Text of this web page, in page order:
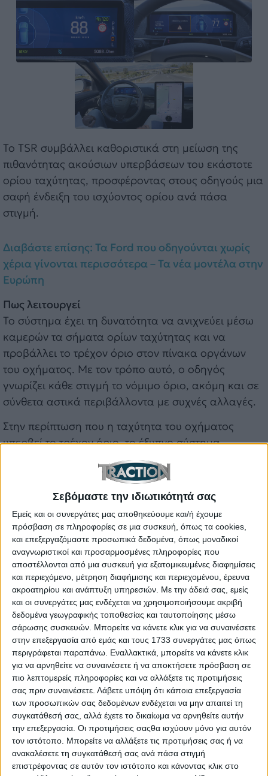
Σεβόμαστε την ιδιωτικότητά σας
Εμείς και οι συνεργάτες μας αποθηκεύουμε και/ή έχουμε
πρόσβαση σε πληροφορίες σε μια συσκευή, όπως τα cookies,
και επεξεργαζόμαστε προσωπικά δεδομένα, όπως μοναδικοί
αναγνωριστικοί και προσαρμοσμένες πληροφορίες που
αποστέλλονται από μια συσκευή για εξατομικευμένες διαφημίσεις
και περιεχόμενο, μέτρηση διαφήμισης και περιεχομένου, έρευνα
ακροατηρίου και ανάπτυξη υπηρεσιών. Με την άδειά σας, εμείς
και οι συνεργάτες μας ενδέχεται να χρησιμοποιήσουμε ακριβή
δεδομένα γεωγραφικής τοποθεσίας και ταυτοποίησης μέσω
σάρωσης συσκευών. Μπορείτε να κάνετε κλικ για να συναινέσετε
στην επεξεργασία από εμάς και τους 1733 συνεργάτες μας όπως
περιγράφεται παραπάνω. Εναλλακτικά, μπορείτε να κάνετε κλικ
για να αρνηθείτε να συναινέσετε ή να αποκτήσετε πρόσβαση σε
πιο λεπτομερείς πληροφορίες και να αλλάξετε τις προτιμήσεις
σας πριν συναινέσετε. Λάβετε υπόψη ότι κάποια επεξεργασία
των προσωπικών σας δεδομένων ενδέχεται να μην απαιτεί τη
συγκατάθεσή σας, αλλά έχετε το δικαίωμα να αρνηθείτε αυτήν
την επεξεργασία. Οι προτιμήσεις σαςθα ισχύουν μόνο για αυτόν
τον ιστότοπο. Μπορείτε να αλλάξετε τις προτιμήσεις σας ή να
ανακαλέσετε τη συγκατάθεσή σας ανά πάσα στιγμή
επιστρέφοντας σε αυτόν τον ιστότοπο και κάνοντας κλικ στο
Το TSR συμβάλλει καθοριστικά στη μείωση της
πιθανότητας ακούσιων υπερβάσεων του εκάστοτε
ορίου ταχύτητας, προσφέροντας στους οδηγούς μια
σαφή ένδειξη του ισχύοντος ορίου ανά πάσα
στιγμή.
Διαβάστε επίσης: Τα Ford που οδηγούνται χωρίς
χέρια γίνονται περισσότερα – Τα νέα μοντέλα στην
Ευρώπη
Πως λειτουργεί
Το σύστημα έχει τη δυνατότητα να ανιχνεύει μέσω
καμερών τα σήματα ορίων ταχύτητας και να
προβάλλει το τρέχον όριο στον πίνακα οργάνων
του οχήματος. Με τον τρόπο αυτό, ο οδηγός
γνωρίζει κάθε στιγμή το νόμιμο όριο, ακόμη και σε
σύνθετα αστικά περιβάλλοντα με συχνές αλλαγές.
Στην περίπτωση που η ταχύτητα του οχήματος
υπερβεί το τρέχον όριο, το έξυπνο σύστημα
Αναγνώρισης Σημάτων Κυκλοφορίας της Ford
ειδοποιεί οπτικά και ηχητικά, βοηθώντας τον οδηγό
να προσαρμοστεί έγκαιρα.
Το σύστημα έχει επίσης την ικανότητα να διαβάζει
προσωρινές ή ηλεκτρονικές πινακίδες ορίων
ταχύτητας, όπως αυτές σε εργοτάξια ή σε
αυτοκινητόδρομους με ηλεκτρονικό σύστημα
ελέγχου κυκλοφορίας. Αυτό καθιστά το TSR
ιδιαίτερα χρήσιμο σε περιοχές με συχνές ή
απρόβλεπτες μεταβολές, βοηθώντας τον οδηγό να
παραμένει συνεπής με το εκάστοτε όριο.
Το σύστημα της Ford μπορεί και συνεργάζεται και
με άλλες συστήματα υποβοήθησης οδήγησης όπως
για παράδειγμα το Intelligent Speed Assist και το
Adaptive Cruise Control, ώστε – εφόσον ο οδηγός
το επιλέξει – να προσαρμόζεται η καθορισμένη
ταχύτητα κίνησης με το τρέχον όριο. Η δυνατότητα
αυτή ενισχύει τη συμμόρφωση, με τον οδηγό να
διατηρεί πάντα τον πλήρη έλεγχο του οχήματος.